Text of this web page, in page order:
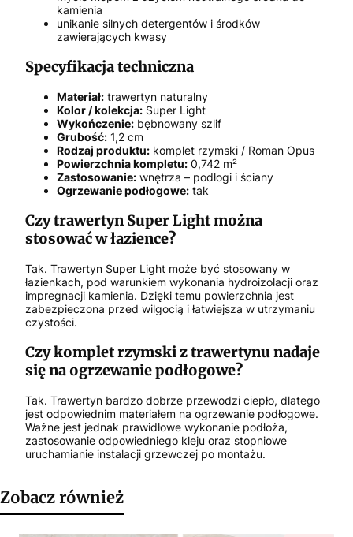
kamienia
unikanie silnych detergentów i środków
zawierających kwasy
Specyfikacja techniczna
Materiał: trawertyn naturalny
Kolor / kolekcja: Super Light
Wykończenie: bębnowany szlif
Grubość: 1,2 cm
Rodzaj produktu: komplet rzymski / Roman Opus
Powierzchnia kompletu: 0,742 m²
Zastosowanie: wnętrza – podłogi i ściany
Ogrzewanie podłogowe: tak
Czy trawertyn Super Light można
stosować w łazience?
Tak. Trawertyn Super Light może być stosowany w
łazienkach, pod warunkiem wykonania hydroizolacji oraz
impregnacji kamienia. Dzięki temu powierzchnia jest
zabezpieczona przed wilgocią i łatwiejsza w utrzymaniu
czystości.
Czy komplet rzymski z trawertynu nadaje
się na ogrzewanie podłogowe?
Tak. Trawertyn bardzo dobrze przewodzi ciepło, dlatego
jest odpowiednim materiałem na ogrzewanie podłogowe.
Ważne jest jednak prawidłowe wykonanie podłoża,
zastosowanie odpowiedniego kleju oraz stopniowe
uruchamianie instalacji grzewczej po montażu.
Zobacz również